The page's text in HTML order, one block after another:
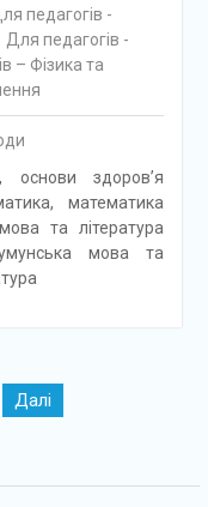
педагогів -
Для педагогів -
– Фізика та
основи здоров’я
математика
та література
мова та
Далі